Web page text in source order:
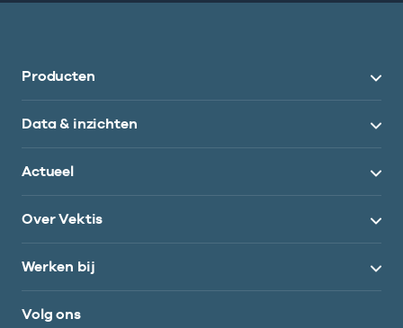
Producten
Data & inzichten
Actueel
Over Vektis
Werken bij
Volg ons